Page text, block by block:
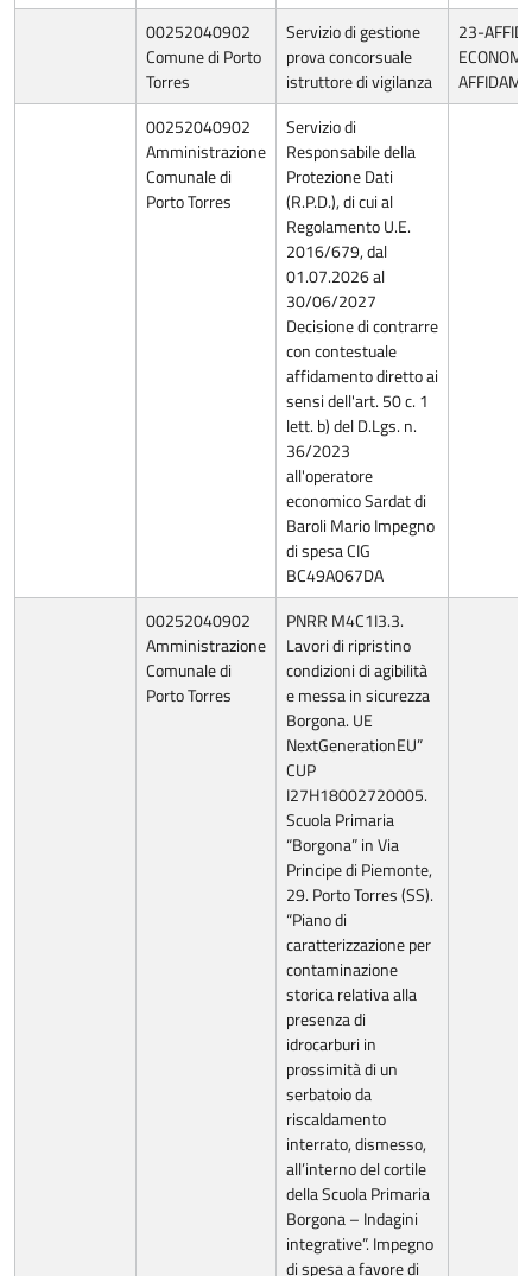
00252040902
Comune di Porto
Torres
Servizio di gestione
prova concorsuale
istruttore di vigilanza
23-
00252040902
Amministrazione
Comunale di
Porto Torres
Servizio di
Responsabile della
Protezione Dati
(R.P.D.), di cui al
Regolamento U.E.
2016/679, dal
01.07.2026 al
30/06/2027
Decisione di contrarre
con contestuale
affidamento diretto ai
sensi dell'art. 50 c. 1
lett. b) del D.Lgs. n.
36/2023
all'operatore
economico Sardat di
Baroli Mario Impegno
di spesa CIG
BC49A067DA
00252040902
Amministrazione
Comunale di
Porto Torres
PNRR M4C1I3.3.
Lavori di ripristino
condizioni di agibilità
e messa in sicurezza
Borgona. UE
NextGenerationEU”
CUP
I27H18002720005.
Scuola Primaria
“Borgona” in Via
Principe di Piemonte,
29. Porto Torres (SS).
“Piano di
caratterizzazione per
contaminazione
storica relativa alla
presenza di
idrocarburi in
prossimità di un
serbatoio da
riscaldamento
interrato, dismesso,
all’interno del cortile
della Scuola Primaria
Borgona – Indagini
integrative”. Impegno
di spesa a favore di